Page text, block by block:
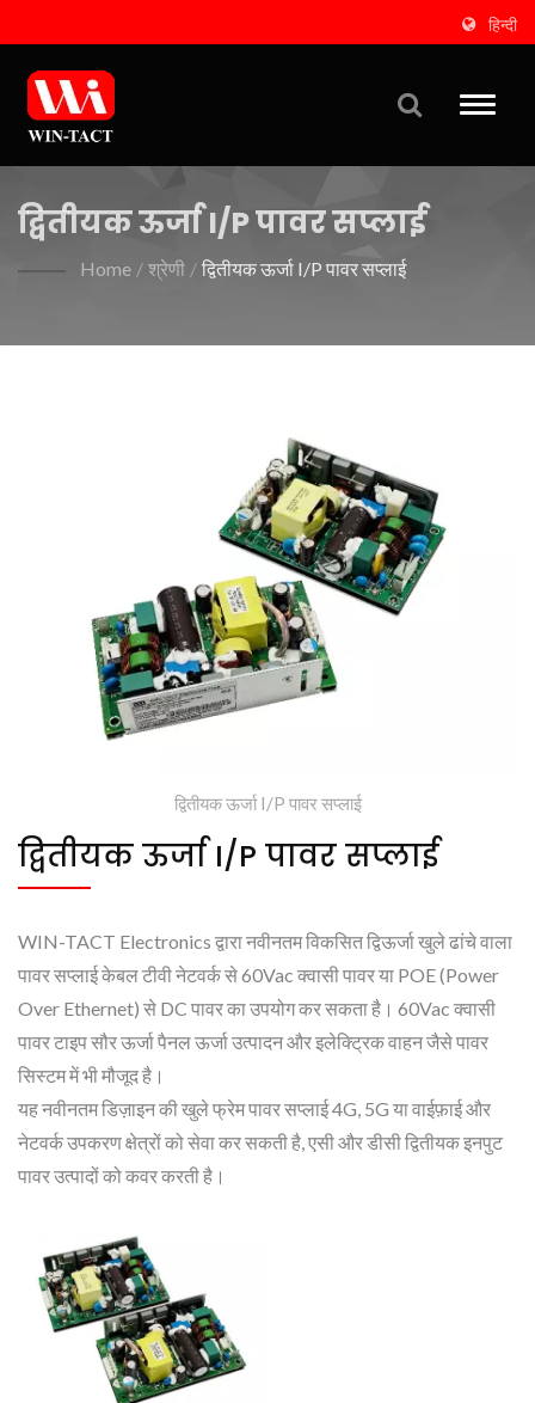
हिन्दी
Toggle
द्वितीयक ऊर्जा I/P पावर सप्लाई
Home / श्रेणी / द्वितीयक ऊर्जा I/P पावर सप्लाई
द्वितीयक ऊर्जा I/P पावर सप्लाई
द्वितीयक ऊर्जा I/P पावर सप्लाई
WIN-TACT Electronics द्वारा नवीनतम विकसित द्विऊर्जा खुले ढांचे वाला
पावर सप्लाई केबल टीवी नेटवर्क से 60Vac क्वासी पावर या POE (Power
Over Ethernet) से DC पावर का उपयोग कर सकता है। 60Vac क्वासी
पावर टाइप सौर ऊर्जा पैनल ऊर्जा उत्पादन और इलेक्ट्रिक वाहन जैसे पावर
सिस्टम में भी मौजूद है।
यह नवीनतम डिज़ाइन की खुले फ्रेम पावर सप्लाई 4G, 5G या वाईफ़ाई और
नेटवर्क उपकरण क्षेत्रों को सेवा कर सकती है, एसी और डीसी द्वितीयक इनपुट
पावर उत्पादों को कवर करती है।